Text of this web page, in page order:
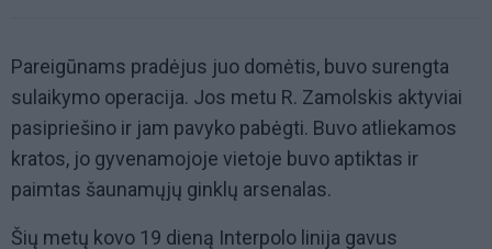
Pareigūnams pradėjus juo domėtis, buvo surengta
sulaikymo operacija. Jos metu R. Zamolskis aktyviai
pasipriešino ir jam pavyko pabėgti. Buvo atliekamos
kratos, jo gyvenamojoje vietoje buvo aptiktas ir
paimtas šaunamųjų ginklų arsenalas.
Šių metų kovo 19 dieną Interpolo linija gavus